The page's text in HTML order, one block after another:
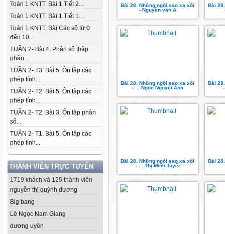
Toán 1 KNTT. Bài 1 Tiết 2....
Toán 1 KNTT. Bài 1 Tiết 1....
Toán 1 KNTT. Bài Các số từ 0
đến 10...
TUẦN 2- Bài 4. Phân số thập
phân...
TUẦN 2- T3. Bài 5. Ôn tập các
phép tính...
TUẦN 2- T2. Bài 5. Ôn tập các
phép tính...
TUẦN 2- T2. Bài 3. Ôn tập phân
số...
TUẦN 2- T1. Bài 5. Ôn tập các
phép tính...
THÀNH VIÊN TRỰC TUYẾN
1719 khách và 125 thành viên
nguyễn thị quỳnh dương
Big bang
Lê Ngọc Nam Giang
dương uyên
Bài 28. Những ngôi sao xa xôi
- Nguyễn văn A
Bài
Bài 28. Những ngôi sao xa xôi
- ... Ngọc Nguyệt Ánh
Bài
Bài 28. Những ngôi sao xa xôi
- ... Thị Minh Tuyết
Bài